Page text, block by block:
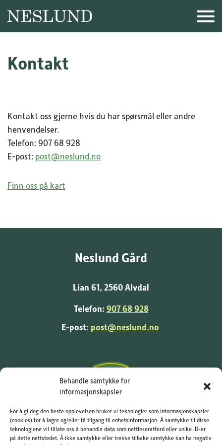
Behandle samtykke for
informasjonskapsler
For å gi deg den beste opplevelsen bruker vi teknologier som informasjonskapsler
(cookies) for å lagre og/eller få tilgang til enhetsinformasjon. Å samtykke til disse
teknologiene vil tillate oss å behandle data som nettleseratferd eller unike ID-er
på dette nettstedet. Å ikke samtykke eller trekke tilbake samtykke kan ha negativ
Kontakt
Kontakt oss gjerne hvis du har spørsmål eller andre
henvendelser.
Telefon: 907 68 928
E-post: post@neslund.no
Finn oss på kart
Neslund Gård
Lian 61, 2560 Alvdal
Telefon: 907 68 928
E-post: post@neslund.no